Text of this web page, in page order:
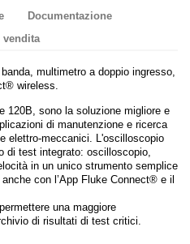
Documentazione
multimetro a doppio ingresso,
wireless.
120B, sono la soluzione migliore e
di manutenzione e ricerca
elettro-meccanici. L'oscilloscopio
di test integrato: oscilloscopio,
in un unico strumento semplice
con l’App Fluke Connect® e il
una maggiore
di risultati di test critici.